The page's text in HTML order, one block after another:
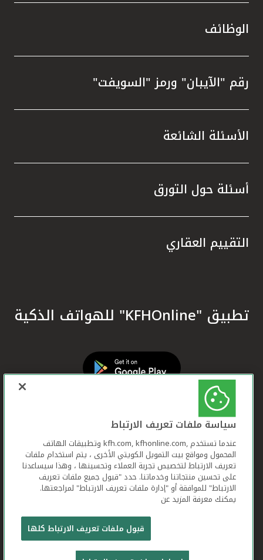
الوظائف
رقم "الآيبان" ورمز "السويفت"
الأسئلة الشائعة
أسئلة حول التورق
التقييم العقاري
تطبيق "KFHOnline" للهواتف الذكية
بيت التمويل الكويتي جميع الحقوق محفوظة © 2026
شروط وأحكام استخدام الموقع الإلكتروني
سياسة ملفات تعريف الارتباط
عندما تستخدم ,kfh.com, kfhonline.com وتطبيقات الهاتف
المحمول ومواقع بيت التمويل الكويتي الأخرى ، يتم استخدام ملفات
تعريف الارتباط لتخصيص تجربة العملاء وتحسينها ، وهذا سيساعدنا
على تحسين منتجاتنا وخدماتنا. حدد "قبول جميع ملفات تعريف
الارتباط" للموافقة أو "إدارة ملفات تعريف الارتباط" لمراجعتها.
يمكنك معرفة المزيد عن
قبول ملفات تعريف الارتباط كلها